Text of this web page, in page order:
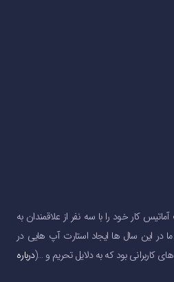
آماتیس کار خود را با سه نفر از علاقمندان به
در این سال ها ایجاد استارت آپ هایی در
کاربرانی بود که به دلایل تحریم و …(درباره